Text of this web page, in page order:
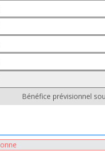
Bénéfice prévisionnel